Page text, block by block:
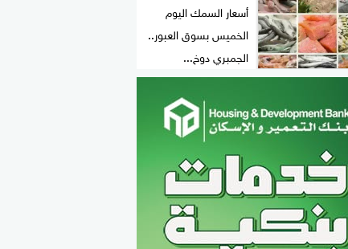
أسعار السمك اليوم
الخميس بسوق العبور..
الجمبري دوخ...